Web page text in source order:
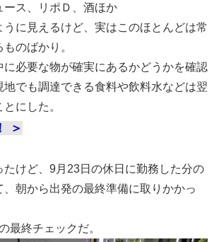
ース、リポＤ、酒ほか
に見えるけど、実はこのほとんどは常
のばかり。
に必要な物が確実にあるかどうかを確認
地でも調達できる食料や飲料水などは翌
にした。
＞
たけど、9月23日の休日に勤務した分の
朝から出発の最終準備に取りかかっ
最終チェックだ。